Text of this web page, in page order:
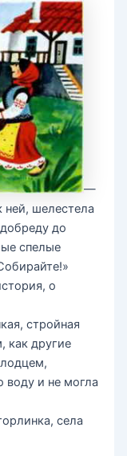
—
ше­лестела
до
спелые
о
стройная
как дру­гие
воду и не мог­ла
се­ла